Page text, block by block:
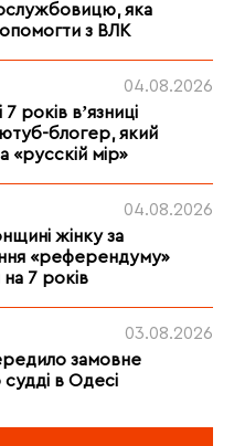
яка
з ВЛК
04.08.2026
років вʼязниці
блогер, який
«русскій мір»
04.08.2026
жінку за
«референдуму»
7 років
03.08.2026
замовне
в Одесі